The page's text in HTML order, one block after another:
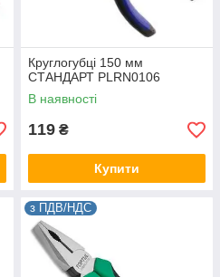
Круглогубці 150 мм
СТАНДАРТ PLRN0106
В наявності
119 ₴
Купити
з ПДВ/НДС